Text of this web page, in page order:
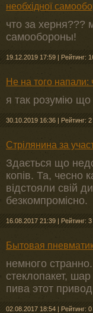
необхідної
что за херня???
самообороны!
19.12.2019 17:59 | Рейтинг:
Не на того напали:
я так розумію що
30.10.2019 16:36 | Рейтинг: 2
Стрілянина за
Здається що
копів. Та, чесно
відстояли свій
безкомпромісно.
16.08.2017 21:39 | Рейтинг: 3
Бытовая
немного
стеклопакет,
пива этот
02.08.2017 18:54 | Рейтинг: 0